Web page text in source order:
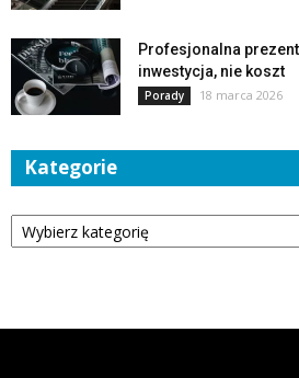
Profesjonalna
inwestycja, nie koszt
Porady 18 marca 2026
Kategorie
Kategorie